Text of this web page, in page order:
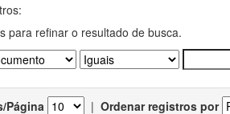
para refinar o resultado de busca.
Página | Ordenar registros por